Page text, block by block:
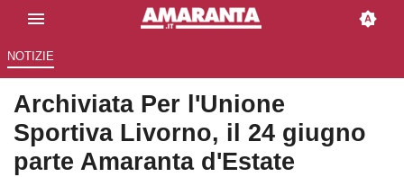
NOTIZIE
Archiviata Per l'Unione
Sportiva Livorno, il 24 giugno
parte Amaranta d'Estate